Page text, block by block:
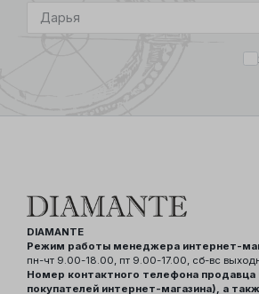
DIAMANTE
Режим работы менеджера интернет-
пн-чт 9.00-18.00, пт 9.00-17.00, сб-вс
Номер контактного телефона
покупателей интернет-магазина), а